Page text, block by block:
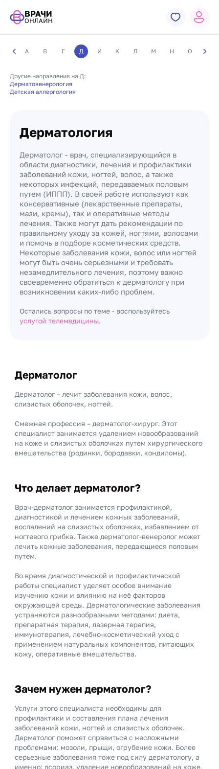
ВРАЧИ
ОНЛАЙН
А В Г Д И К Л М Н О П
Другие направления на Д:
Дерматовенерология
Детская аллергология
Дерматология
Дерматолог - врач, специализирующийся в
области диагностики, лечения и профилактики
заболеваний кожи, ногтей, волос, а также
некоторых инфекций, передаваемых половым
путем (ИППП). В своей работе используют как
консервативные (лекарственные препараты,
мази, кремы), так и оперативные методы
лечения. Также могут дать рекомендации по
правильному уходу за кожей, ногтями, волосами
и помочь в подборе косметических средств.
Некоторые заболевания кожи, волос или ногтей
могут быть очень серьезными и требовать
незамедлительного лечения, поэтому важно
своевременно обратиться к дерматологу при
возникновении каких-либо проблем.
Остались вопросы по теме - воспользуйтесь
услугой телемедицины.
Дерматолог
Дерматолог – лечит заболевания кожи, волос,
слизистых оболочек, ногтей.
Смежная профессия – дерматолог-хирург. Этот
специалист занимается удалением новообразований
на коже и слизистых оболочках путем хирургического
вмешательства (родинки, бородавки, кондиломы).
Что делает дерматолог?
Врач-дерматолог занимается профилактикой,
диагностикой и лечением кожных заболеваний,
воспалений на слизистых оболочках, избавлением от
ногтевого грибка. Также дерматолог-венеролог может
лечить кожные заболевания, передающиеся половым
путем.
Во время диагностической и профилактической
работы специалист уделяет особое внимание
изучению кожи и влиянию на неё факторов
окружающей среды. Дерматологические заболевания
устраняются разнообразными методами: диета,
препаратная терапия, лазерная терапия,
иммунотерапия, лечебно-косметический уход с
применением натуральных компонентов, питающих
кожу, оперативные вмешательства.
Зачем нужен дерматолог?
Услуги этого специалиста необходимы для
профилактики и составления плана лечения
заболеваний кожи, ногтей и слизистых оболочек.
Дерматолог поможет справиться с несложными
проблемами: мозоли, прыщи, огрубение кожи. Более
серьезные заболевания тоже под силу дерматологу, а
именно: псориаз, удаление новообразований на коже,